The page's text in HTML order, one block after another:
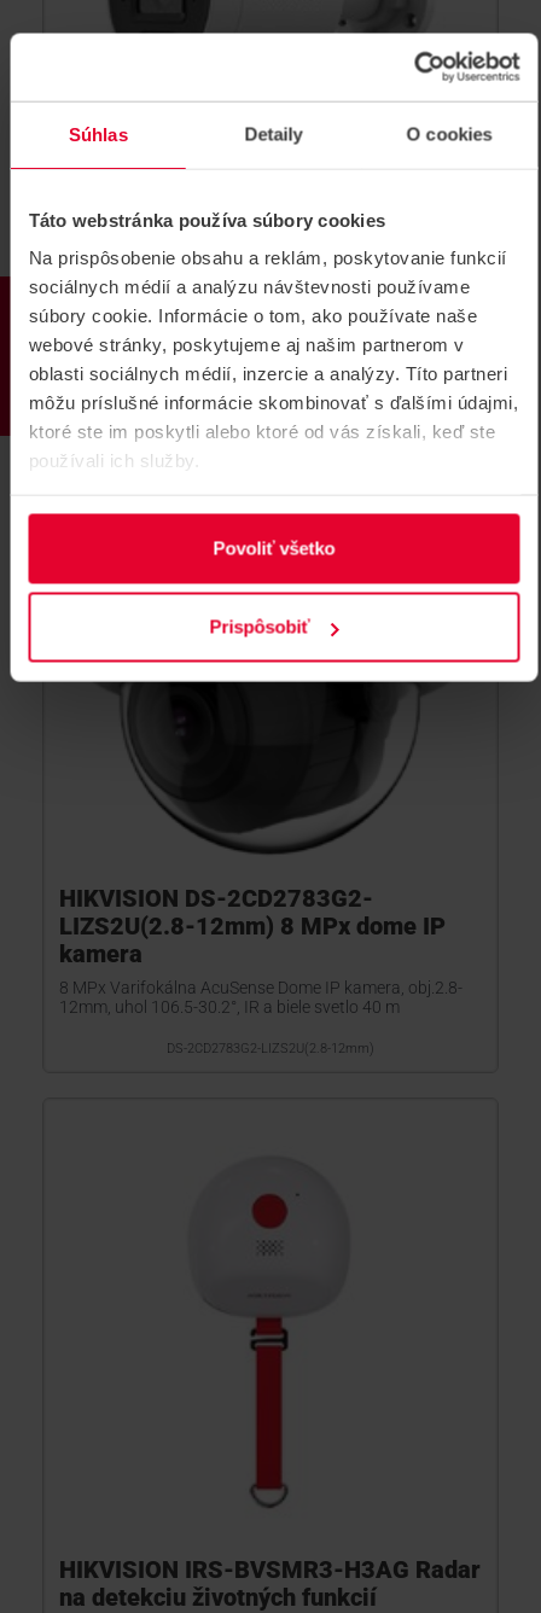
Súhlas Detaily O cookies
Táto webstránka používa súbory cookies
Na prispôsobenie obsahu a reklám, poskytovanie funkcií
sociálnych médií a analýzu návštevnosti používame
súbory cookie. Informácie o tom, ako používate naše
webové stránky, poskytujeme aj našim partnerom v
oblasti sociálnych médií, inzercie a analýzy. Títo partneri
môžu príslušné informácie skombinovať s ďalšími údajmi,
ktoré ste im poskytli alebo ktoré od vás získali, keď ste
používali ich služby.
Povoliť všetko
Prispôsobiť
PRODUKTY
HIKVISION DS-2CD2083G2-
LI2U(2.8mm) 8 Mpx Bullet IP kamera
8 MPx Bullet AcuSense kamera s hybridným prísvitom,
2.8 mm, uhol 108°, IR a biele svetlo 40 m, duálny
mikrofón
DS-2CD2083G2-LI2U(2.8mm)
HIKVISION DS-2CD2783G2-
LIZS2U(2.8-12mm) 8 MPx dome IP
kamera
8 MPx Varifokálna AcuSense Dome IP kamera, obj.2.8-
12mm, uhol 106.5-30.2°, IR a biele svetlo 40 m
DS-2CD2783G2-LIZS2U(2.8-12mm)
HIKVISION IRS-BVSMR3-H3AG Radar
na detekciu životných funkcií